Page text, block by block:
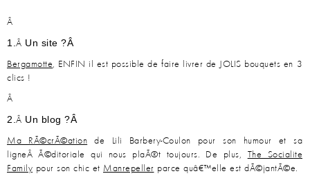
Â
1. Â Un site ?Â
Bergamotte, ENFIN il est possible de faire livrer de JOLIS bouquets en 3
clics !
Â
2. Â Un blog ?Â
Ma RÃ©crÃ©ation de Lili Barbery-Coulon pour son humour et sa
ligneÂ Ã©ditoriale qui nous plaÃ®t toujours. De plus, The Socialite
Family pour son chic et Manrepeller parce quâ€™elle est dÃ©jantÃ©e.